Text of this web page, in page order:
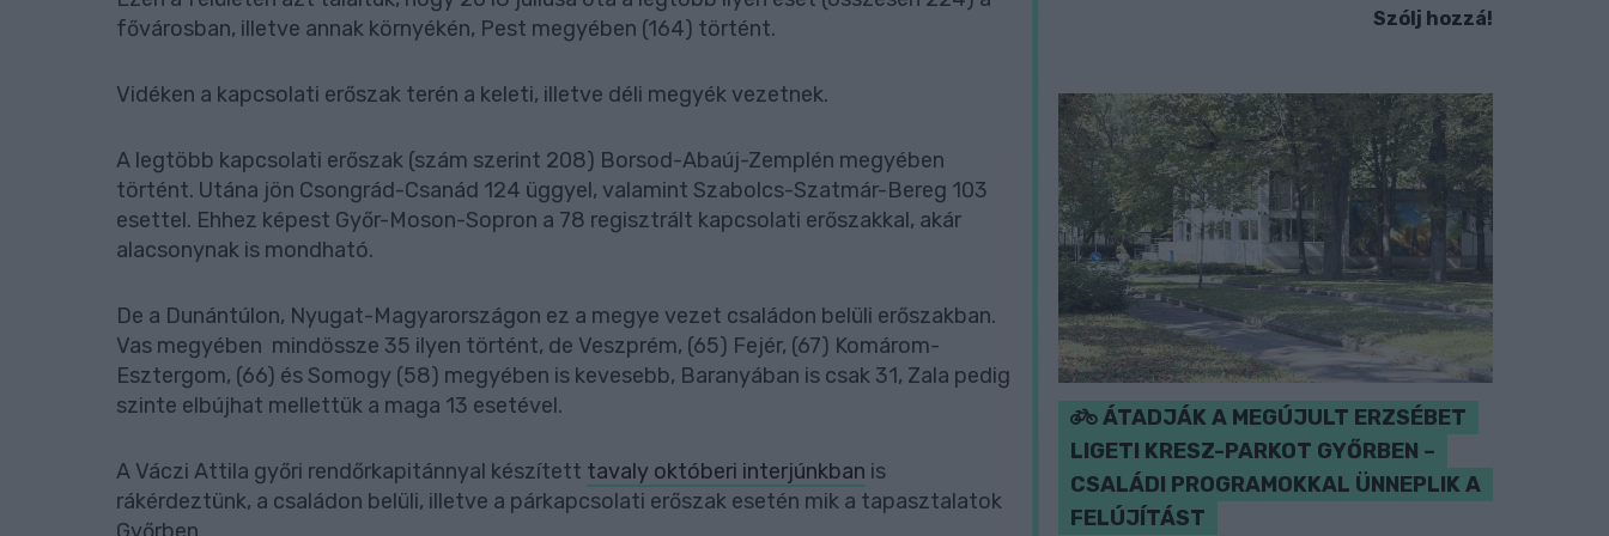
fővárosban, illetve annak környékén, Pest megyében (164) történt.
Vidéken a kapcsolati erőszak terén a keleti, illetve déli megyék vezetnek.
A legtöbb kapcsolati erőszak (szám szerint 208) Borsod-Abaúj-Zemplén megyében
történt. Utána jön Csongrád-Csanád 124 üggyel, valamint Szabolcs-Szatmár-Bereg 103
esettel. Ehhez képest Győr-Moson-Sopron a 78 regisztrált kapcsolati erőszakkal, akár
alacsonynak is mondható.
De a Dunántúlon, Nyugat-Magyarországon ez a megye vezet családon belüli erőszakban.
Vas megyében mindössze 35 ilyen történt, de Veszprém, (65) Fejér, (67) Komárom-
Esztergom, (66) és Somogy (58) megyében is kevesebb, Baranyában is csak 31, Zala pedig
szinte elbújhat mellettük a maga 13 esetével.
A Váczi Attila győri rendőrkapitánnyal készített tavaly októberi interjúnkban is
rákérdeztünk, a családon belüli, illetve a párkapcsolati erőszak esetén mik a tapasztalatok
Szólj hozzá!
ÁTADJÁK A MEGÚJULT ERZSÉBET
LIGETI KRESZ-PARKOT GYŐRBEN –
CSALÁDI PROGRAMOKKAL ÜNNEPLIK A
FELÚJÍTÁST